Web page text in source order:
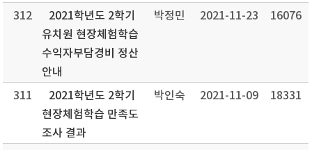
312
2021학년도 2학기
유치원 현장체험학습
수익자부담경비 정산
안내
박정민 2021-11-23 16076
311
2021학년도 2학기
현장체험학습 만족도
조사 결과
박인숙 2021-11-09 18331